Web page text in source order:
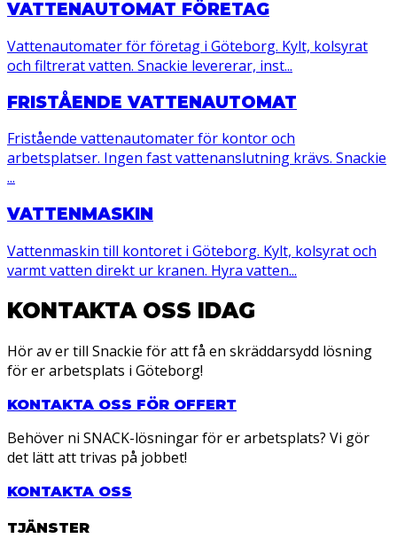
VATTENAUTOMAT FÖRETAG
Vattenautomater för företag i Göteborg. Kylt, kolsyrat
och filtrerat vatten. Snackie levererar, inst...
FRISTÅENDE VATTENAUTOMAT
Fristående vattenautomater för kontor och
arbetsplatser. Ingen fast vattenanslutning krävs. Snackie
...
VATTENMASKIN
Vattenmaskin till kontoret i Göteborg. Kylt, kolsyrat och
varmt vatten direkt ur kranen. Hyra vatten...
KONTAKTA OSS IDAG
Hör av er till Snackie för att få en skräddarsydd lösning
för er arbetsplats i Göteborg!
KONTAKTA OSS FÖR OFFERT
Behöver ni SNACK-lösningar för er arbetsplats? Vi gör
det lätt att trivas på jobbet!
KONTAKTA OSS
TJÄNSTER